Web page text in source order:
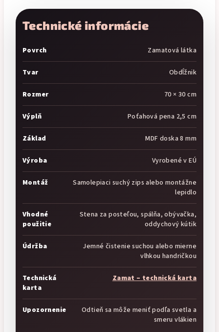
Technické informácie
Povrch Zamatová látka
Tvar Obdĺžnik
Rozmer 70 × 30 cm
Výplň Poťahová pena 2,5 cm
Základ MDF doska 8 mm
Výroba Vyrobené v EÚ
Montáž
Samolepiaci suchý zips alebo montážne
lepidlo
Vhodné
použitie
Stena za posteľou, spálňa, obývačka,
oddychový kútik
Údržba
Jemné čistenie suchou alebo mierne
vlhkou handričkou
Technická
karta
Zamat – technická karta
Upozornenie
Odtieň sa môže meniť podľa svetla a
smeru vlákien